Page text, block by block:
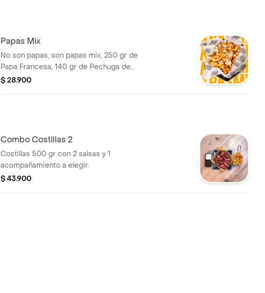
Papas Mix
No son papas, son papas mix, 250 gr de
Papa Francesa, 140 gr de Pechuga de
Pollo Apanada Crispy, Salsa Roja Dorada,
$ 28.900
Combo Costillas 2
Costillas 500 gr con 2 salsas y 1
acompañamiento a elegir.
$ 43.900